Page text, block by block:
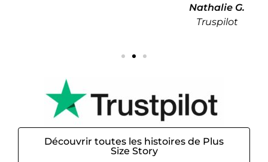
Découvrir toutes les histoires de Plus
Size Story